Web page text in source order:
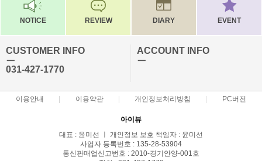
NOTICE REVIEW DIARY EVENT
CUSTOMER INFO
ㅡ
031-427-1770
ACCOUNT INFO
ㅡ
이용안내 이용약관 개인정보처리방침 PC버전
아이뷰
대표 : 윤미선 ㅣ 개인정보 보호 책임자 : 윤미선
사업자 등록번호 : 135-28-53904
통신판매업신고번호 : 2010-경기안양-001호